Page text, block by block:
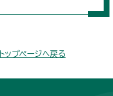
トップページへ戻る